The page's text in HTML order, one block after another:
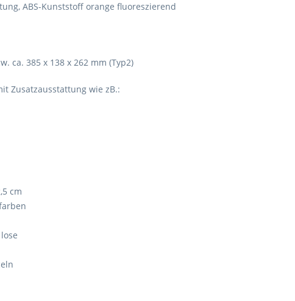
ABS-Kunststoff orange fluoreszierend
ca. 385 x 138 x 262 mm (Typ2)
Zusatzausstattung wie zB.:
cm